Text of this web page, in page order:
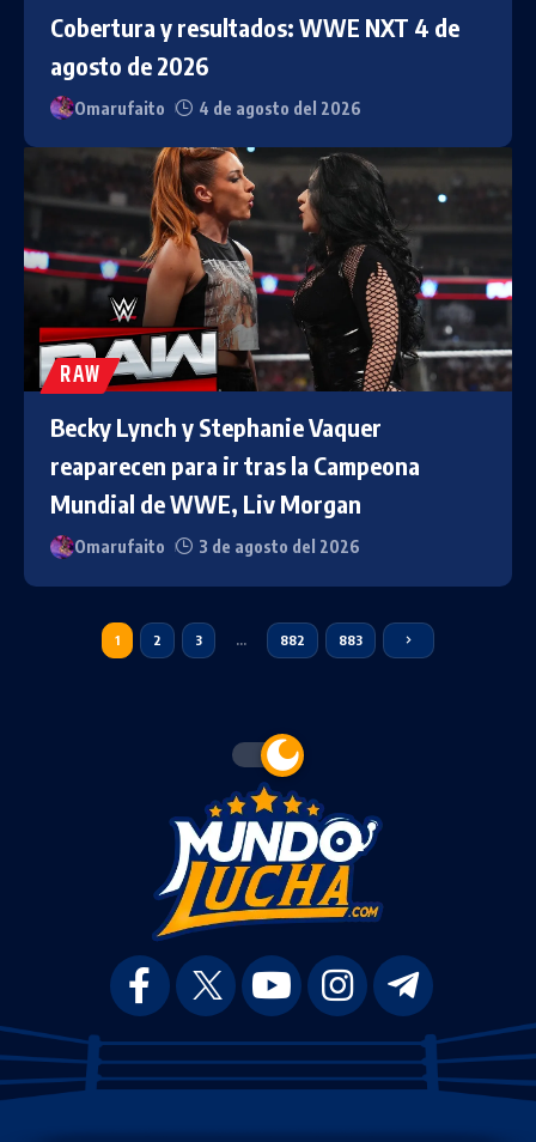
Cobertura y resultados: WWE NXT 4 de
agosto de 2026
Omarufaito 4 de agosto del 2026
RAW
Becky Lynch y Stephanie Vaquer
reaparecen para ir tras la Campeona
Mundial de WWE, Liv Morgan
Omarufaito 3 de agosto del 2026
1 2 3 … 882 883